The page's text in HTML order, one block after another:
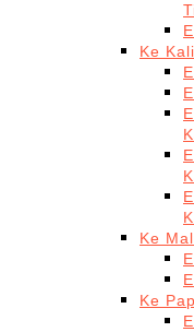
Ke
Ke
Ke